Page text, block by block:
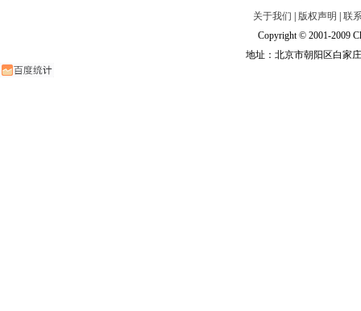
关于我们 版权声明
联
Copyright © 2001-2009
地址：北京市朝阳区白家